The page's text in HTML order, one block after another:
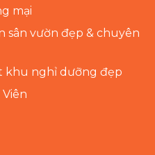
mại
sân vườn đẹp & chuyên
khu nghỉ dưỡng đẹp